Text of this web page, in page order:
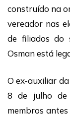
construído na
vereador nas
de filiados do
Osman está
O ex-auxiliar
8 de julho de
membros